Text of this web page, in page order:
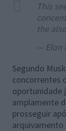
This
the
— Elon
Segundo
concorrentes
oportunidade
amplamente
prosseguir
arquivamento